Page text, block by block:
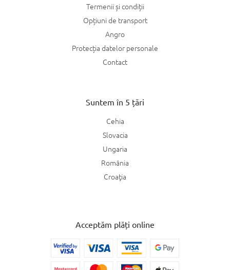
Termenii și condiții
Opțiuni de transport
Angro
Protecția datelor personale
Contact
Suntem în 5 țări
Cehia
Slovacia
Ungaria
România
Croaţia
Acceptăm plăți online